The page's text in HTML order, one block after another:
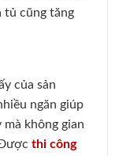
tủ cũng tăng
của sản
ngăn giúp
không gian
thi công